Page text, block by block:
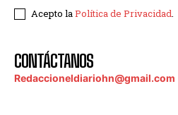
Acepto laPolítica de Privacidad.
CONTÁCTANOS
Redaccioneldiariohn@gmail.com